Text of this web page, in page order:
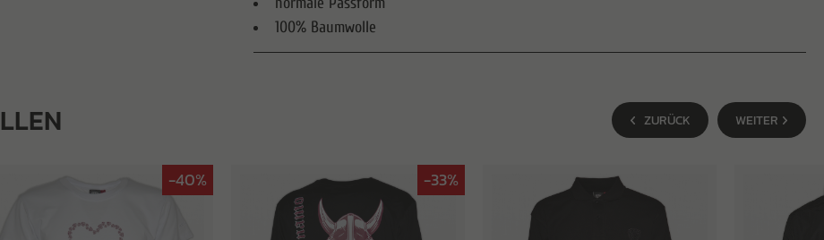
100% Baumwolle
ZURÜCK WEITER
-40% -33%